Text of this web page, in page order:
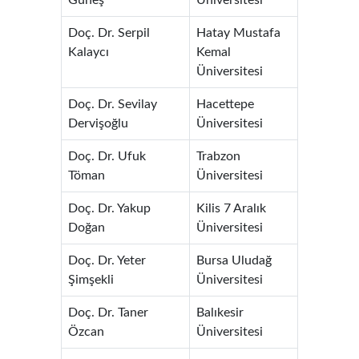
Doç. Dr. Serpil
Kalaycı
Hatay Mustafa
Kemal
Üniversitesi
Doç. Dr. Sevilay
Dervişoğlu
Hacettepe
Üniversitesi
Doç. Dr. Ufuk
Töman
Trabzon
Üniversitesi
Doç. Dr. Yakup
Doğan
Kilis 7 Aralık
Üniversitesi
Doç. Dr. Yeter
Şimşekli
Bursa Uludağ
Üniversitesi
Doç. Dr. Taner
Özcan
Balıkesir
Üniversitesi